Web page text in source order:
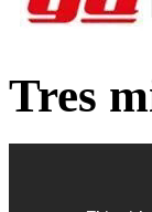
Tres